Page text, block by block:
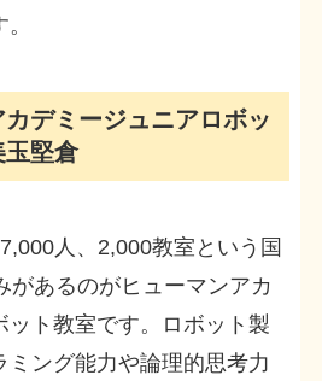
カデミージュニアロボッ
堅倉
人、2,000教室という国
があるのがヒューマンアカ
ット教室です。ロボット製
ミング能力や論理的思考力